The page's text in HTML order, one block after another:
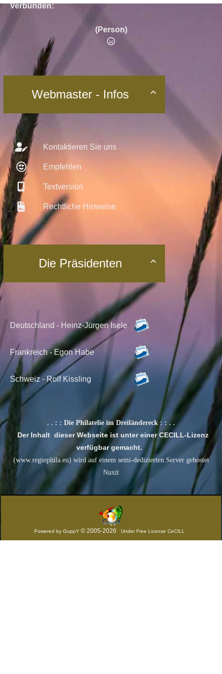
Verbunden:
(Person)

Webmaster - Infos
Kontaktieren Sie uns
Empfehlen
Textversion
Rechtliche Hinweise

Die Präsidenten
Deutschland - Heinz-Jürgen Isele
Frankreich - Egon Habe
Schweiz - Rolf Kissling
. . : : Die Philatelie im Dreiländereck : : . .
Der Inhalt dieser Webseite ist unter einer CECILL-Lizenz
verfügbar gemacht.
(www.regiophila.eu) wird auf einem semi-dedizierten Server gehostet
Nuxit
Powered by GuppY © 2005-2026 Under Free License CeCILL